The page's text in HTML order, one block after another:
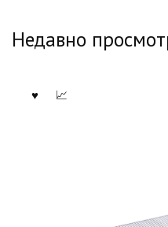
Недавно